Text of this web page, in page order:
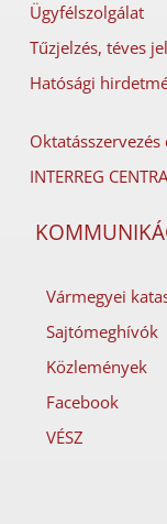
Ügyfélszolgálat
Tűzjelzés, téves
Hatósági
Oktatásszervezés
INTERREG
Vármegyei
Sajtómeghívók
Közlemények
Facebook
VÉSZ